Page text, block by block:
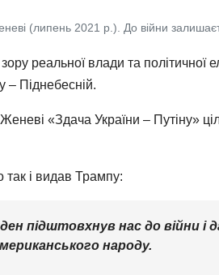
(липень 2021 р.). До війни
зору реальної влади та
– Піднебесній.
«Здача України – Путіну»
і видав Трампу:
підштовхнув нас до війни і
народу.